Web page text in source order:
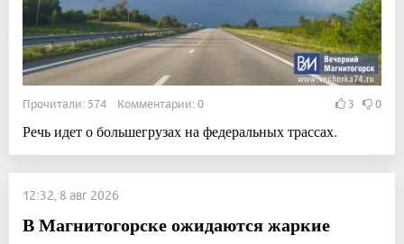
Прочитали: 574 Комментарии: 0 3 0
Речь идет о большегрузах на федеральных трассах.
12:32, 8 авг 2026
В Магнитогорске ожидаются жаркие